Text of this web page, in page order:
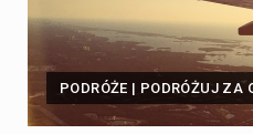
PODRÓŻE | PODRÓŻUJ ZA